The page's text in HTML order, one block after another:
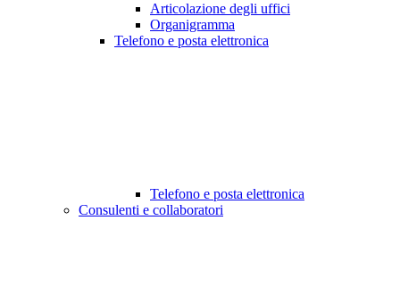
Articolazione degli uffici
Organigramma
Telefono e posta elettronica
Telefono e posta elettronica
Consulenti e collaboratori